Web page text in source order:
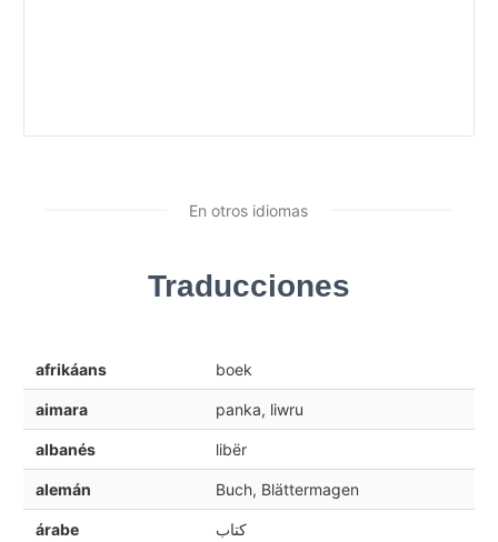
En otros idiomas
Traducciones
afrikáans boek
aimara panka, liwru
albanés libër
alemán Buch, Blättermagen
árabe كتاب